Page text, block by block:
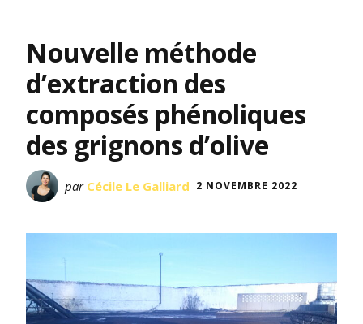
Nouvelle méthode
d’extraction des
composés phénoliques
des grignons d’olive
par Cécile Le Galliard 2 NOVEMBRE 2022